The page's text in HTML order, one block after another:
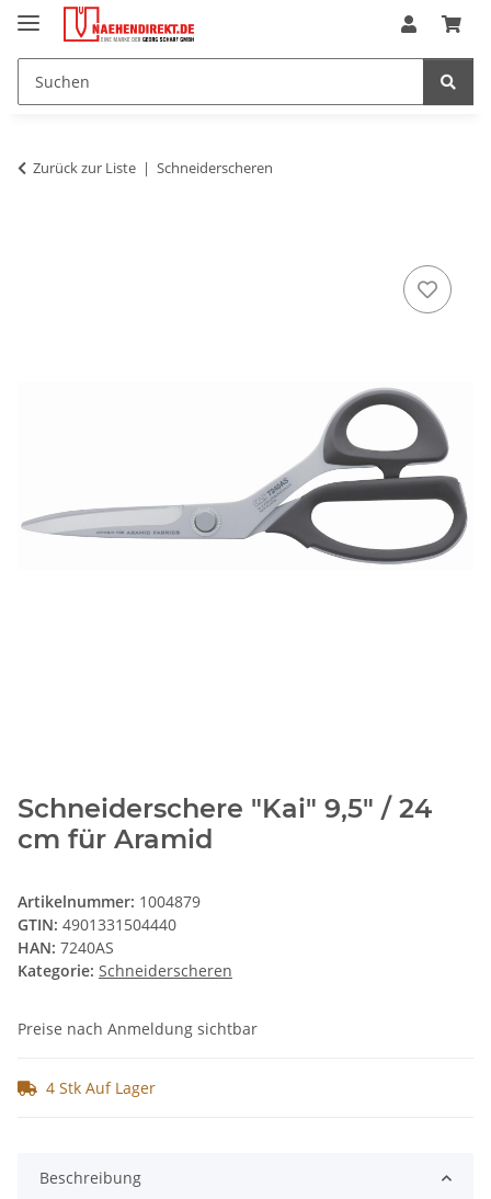
Zurück zur Liste Schneiderscheren
Schneiderschere "Kai" 9,5" / 24
cm für Aramid
Artikelnummer: 1004879
GTIN: 4901331504440
HAN: 7240AS
Kategorie: Schneiderscheren
Preise nach Anmeldung sichtbar
4 Stk Auf Lager
Beschreibung